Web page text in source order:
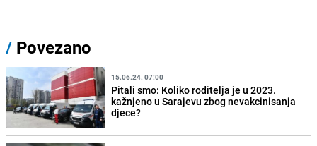
/ Povezano
15.06.24. 07:00
Pitali smo: Koliko roditelja je u 2023.
kažnjeno u Sarajevu zbog nevakcinisanja
djece?